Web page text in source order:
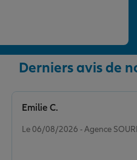
Derniers avis de
Le 06/08/2026 - Agence
Emilie C.